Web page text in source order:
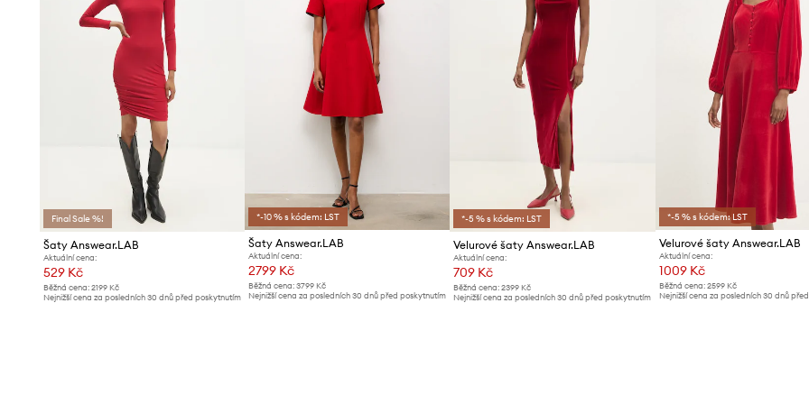
Final Sale %!
Šaty Answear.LAB
Aktuální cena:
529 Kč
Běžná cena: 2199 Kč
Nejnižší cena za posledních 30 dnů před poskytnutím
*-10 % s kódem: LST
Šaty Answear.LAB
Aktuální cena:
2799 Kč
Běžná cena:3799 Kč
Nejnižší cena za posledních 30 dnů před poskytnutím
*-5 % s kódem: LST
Velurové šaty Answear.LAB
Aktuální cena:
709 Kč
Běžná cena: 2399 Kč
Nejnižší cena za posledních 30 dnů před poskytnutím
*-5 % s kódem: LST
Velurové šaty Answear.LAB
Aktuální cena:
1009 Kč
Běžná cena: 2599 Kč
Nejnižší cena za posledních 30 dnů